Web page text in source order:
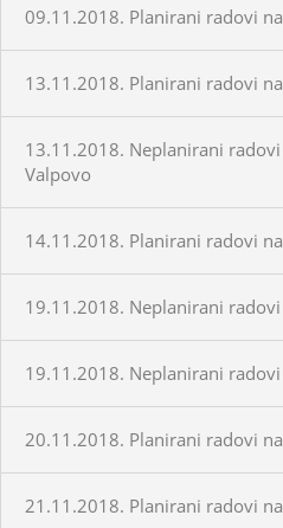
09.11.2018. Planirani radovi
13.11.2018. Planirani radovi
13.11.2018. Neplanirani
Valpovo
14.11.2018. Planirani radovi
19.11.2018. Neplanirani
19.11.2018. Neplanirani
20.11.2018. Planirani radovi
21.11.2018. Planirani radovi